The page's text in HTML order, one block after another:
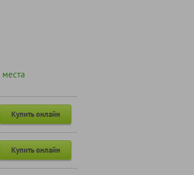
Купить онлайн
Купить онлайн